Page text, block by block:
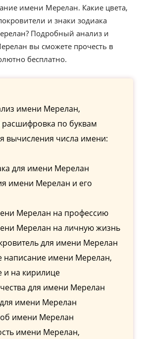
имени Мерелан. Какие цвета,
и знаки зодиака
Подробный анализ и
вы сможете прочесть в
бесплатно.
имени Мерелан,
расшифровка по буквам
вычисления числа имени:
для имени Мерелан
имени Мерелан и его
Мерелан на профессию
Мерелан на личную жизнь
для имени Мерелан
написание имени Мерелан,
и на кирилице
для имени Мерелан
имени Мерелан
имени Мерелан
имени Мерелан,